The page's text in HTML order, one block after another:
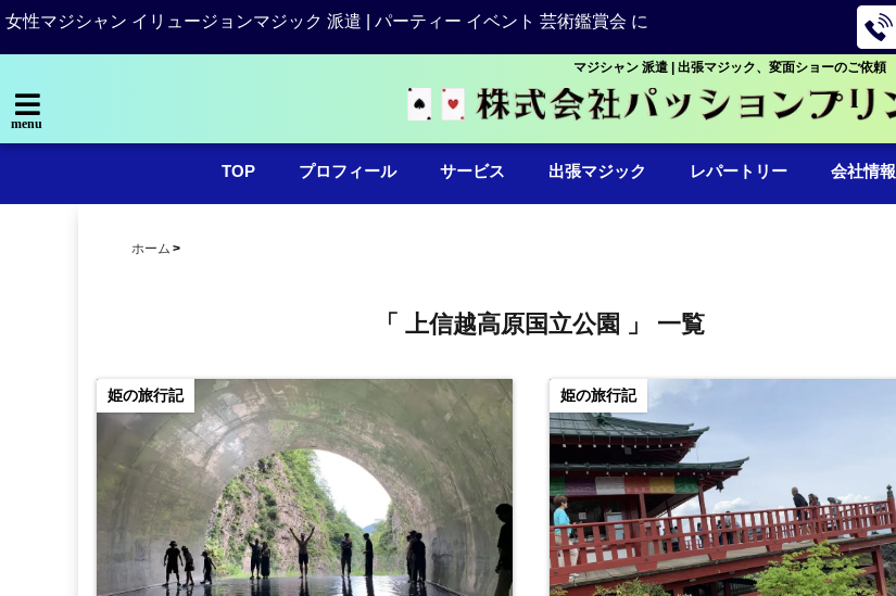
女性マジシャン イリュージョンマジック 派遣 | パーティー イベント 芸術鑑賞会 に
マジシャン 派遣 | 出張マジック、変面ショーのご依頼
menu
TOP プロフィール サービス 出張マジック レパートリー 会社情報
ホーム
「 上信越高原国立公園 」 一覧
姫の旅行記 姫の旅行記